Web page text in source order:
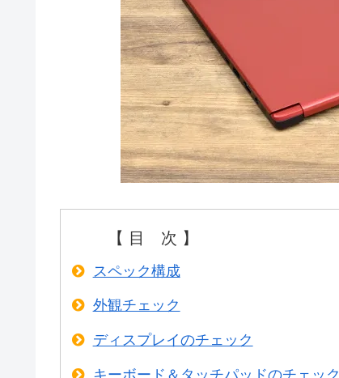
【 目 次 】
スペック構成
外観チェック
ディスプレイのチェック
キーボード＆タッチパッドのチェック